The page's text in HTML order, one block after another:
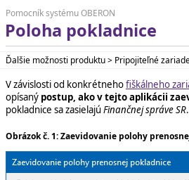
Pomocník systému OBERON
Poloha pokladnice
Ďalšie možnosti produktu > Pripojiteľné
V závislosti od konkrétnehofiškálneho
opísaný postup, ako v tejto aplikácii
pokladnice sa zasielajúFinančnej správe SR.
Obrázok č. 1: Zaevidovanie polohy